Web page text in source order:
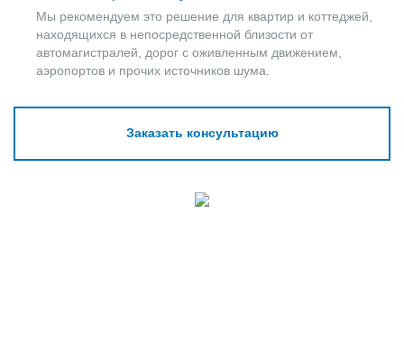
Мы рекомендуем это решение для квартир и коттеджей,
находящихся в непосредственной близости от
автомагистралей, дорог с оживленным движением,
аэропортов и прочих источников шума.
Заказать консультацию